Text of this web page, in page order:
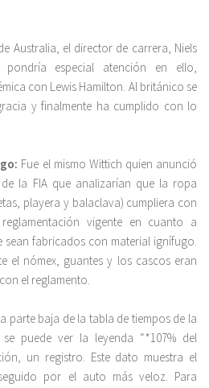
Australia, el director de carrera, Niels
especial atención en ello,
con Lewis Hamilton. Al británico se
y finalmente ha cumplido con lo
Fue el mismo Wittich quien anunció
la FIA que analizarían que la ropa
playera y balaclava) cumpliera con
vigente en cuanto a
sean fabricados con material ignífugo.
el nómex, guantes y los cascos eran
el reglamento.
parte baja de la tabla de tiempos de la
puede ver la leyenda “*107% del
un registro. Este dato muestra el
por el auto más veloz. Para